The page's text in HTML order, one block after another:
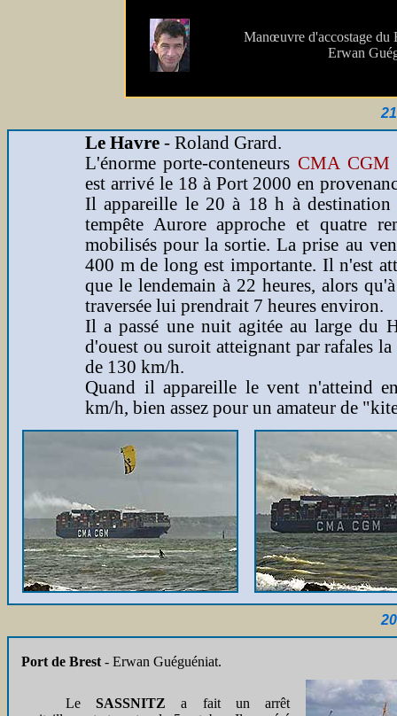
Manœuvre d'accostage du
Erwan
Le Havre - Roland Grard.
L'énorme porte-conteneurs CMA CGM
est arrivé le 18 à Port 2000 en
Il appareille le 20 à 18 h à destination
tempête Aurore approche et quatre
mobilisés pour la sortie. La prise au
400 m de long est importante. Il n'est
que le lendemain à 22 heures, alors
traversée lui prendrait 7 heures environ.
Il a passé une nuit agitée au large du
d'ouest ou suroit atteignant par rafales
de 130 km/h.
Quand il appareille le vent n'atteind
km/h, bien assez pour un amateur de
Port de Brest - Erwan Guéguéniat.
LeSASSNITZ a fait un arrêt